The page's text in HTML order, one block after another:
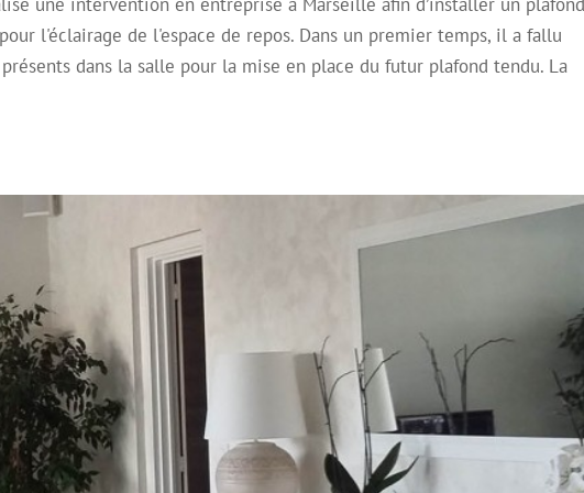
l'éclairage de l'espace de repos. Dans un premier temps, il a fallu
dans la salle pour la mise en place du futur plafond tendu. La
de plusieurs plafonds tendus laqués blanc
Plafond Mirroir Plafond Tendu Plafond tendu à froid